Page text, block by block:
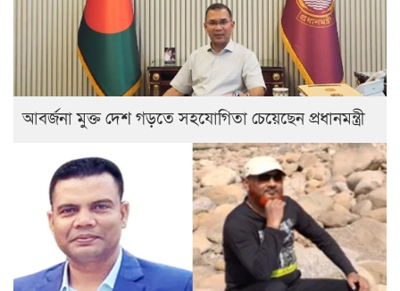
আবর্জনা মুক্ত দেশ গড়তে সহযোগিতা চেয়েছেন প্রধানমন্ত্রী